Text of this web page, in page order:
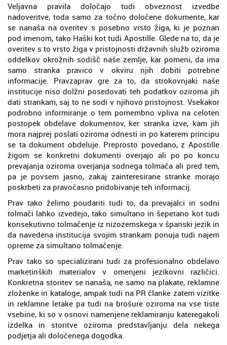
Veljavna pravila določajo tudi obveznost izvedbe
nadoveritve, toda samo za točno določene dokumente, kar
se nanaša na overitev s posebno vrsto žiga, ki je poznan
pod imenom, tako Haški kot tudi Apostille. Glede na to, da je
overitev s to vrsto žiga v pristojnosti državnih služb oziroma
oddelkov okrožnih sodišč naše zemlje, kar pomeni, da ima
samo stranka pravico v okviru njih dobiti potrebne
informacije. Pravzaprav gre za to, da strokovnjaki naše
institucije niso dolžni posedovati teh podatkov oziroma jih
dati strankam, saj to ne sodi v njihovo pristojnost. Vsekakor
podrobno informiranje o tem pomembno vpliva na celoten
postopek obdelave dokumentov, ker stranka izve, kam jih
mora najprej poslati oziroma odnesti in po katerem principu
se ta dokument obdeluje. Preprosto povedano, z Apostille
žigom se konkretni dokumenti overjajo ali po po koncu
prevajanja oziroma overjanja sodnega tolmača ali pred tem,
pa je povsem jasno, zakaj zainteresirane stranke morajo
poskrbeti za pravočasno pridobivanje teh informacij.
Prav tako želimo poudariti tudi to, da prevajalci in sodni
tolmači lahko izvedejo, tako simultano in šepetano kot tudi
konsekutivno tolmačenje iz nizozemskega v španski jezik in
da navedena institucija svojim strankam ponuja tudi najem
opreme za simultano tolmačenje.
Prav tako so specializirani tudi za profesionalno obdelavo
marketinških materialov v omenjeni jezikovni različici.
Konkretna storitev se nanaša, ne samo na plakate, reklamne
zloženke in kataloge, ampak tudi na PR članke zatem vizitke
in reklamne letake pa tudi na brošure oziroma na vse tiste
vsebine, ki so v osnovi namenjene reklamiranju kateregakoli
izdelka in storitve oziroma predstavljanju dela nekega
podjetja ali določenega dogodka.